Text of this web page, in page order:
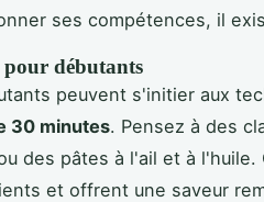
ses compétences, il
pour débutants
peuvent s'initier aux
30 minutes. Pensez à des
des pâtes à l'ail et à
et offrent une saveur